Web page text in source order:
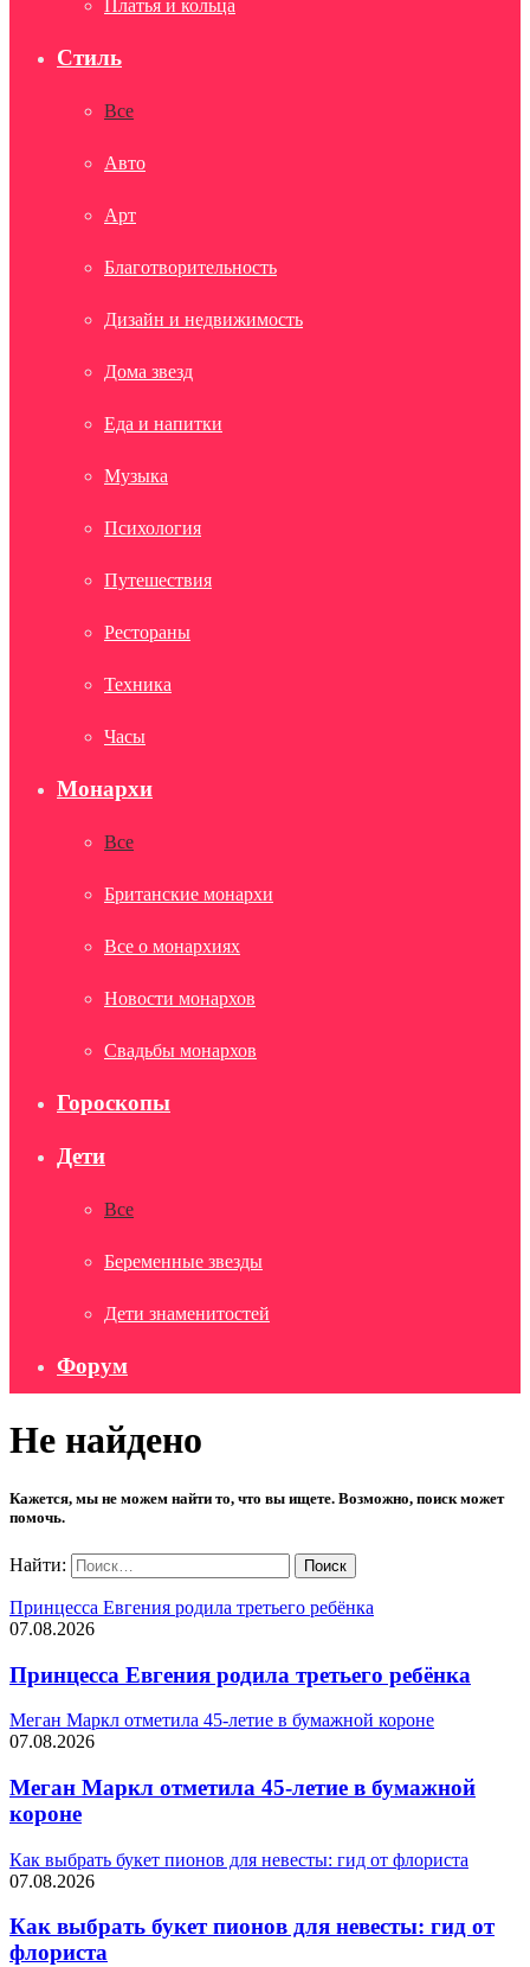
Платья и кольца
Стиль
Все
Авто
Арт
Благотворительность
Дизайн и недвижимость
Дома звезд
Еда и напитки
Музыка
Психология
Путешествия
Рестораны
Техника
Часы
Монархи
Все
Британские монархи
Все о монархиях
Новости монархов
Свадьбы монархов
Гороскопы
Дети
Все
Беременные звезды
Дети знаменитостей
Форум
Не найдено
Кажется, мы не можем найти то, что вы ищете. Возможно, поиск может
помочь.
Найти:
Принцесса Евгения родила третьего ребёнка
07.08.2026
Принцесса Евгения родила третьего ребёнка
Меган Маркл отметила 45-летие в бумажной короне
07.08.2026
Меган Маркл отметила 45-летие в бумажной
короне
Как выбрать букет пионов для невесты: гид от флориста
07.08.2026
Как выбрать букет пионов для невесты: гид от
флориста